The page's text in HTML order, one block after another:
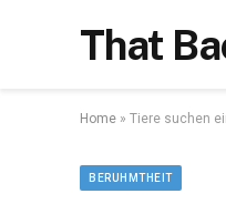
That
Home » Tiere suchen
BERUHMTHEIT